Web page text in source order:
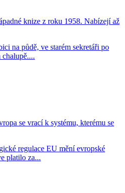
knize z roku 1958. Nabízejí až
na půdě, ve starém sekretáři po
chalupě....
se vrací k systému, kterému se
regulace EU mění evropské
platilo za...